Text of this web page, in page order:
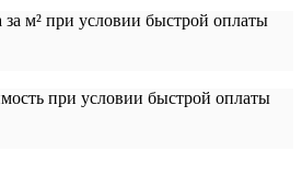
за м² при условии быстрой оплаты
при условии быстрой оплаты